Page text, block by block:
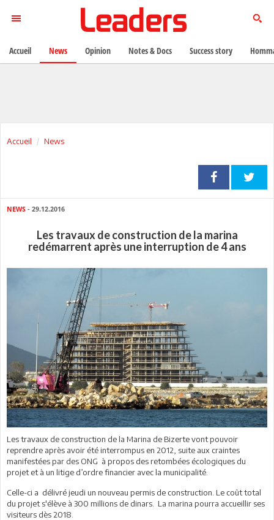
Accueil News
NEWS - 29.12.2016
Les travaux de construction de la marina
redémarrent après une interruption de 4 ans
Les travaux de construction de la Marina de Bizerte vont pouvoir
reprendre après avoir été interrompus en 2012, suite aux craintes
manifestées par des ONG à propos des retombées écologiques du
projet et à un litige d’ordre financier avec la municipalité.
Celle-ci a délivré jeudi un nouveau permis de construction. Le coût total
du projet s'élève à 300 millions de dinars. La marina pourra accueillir ses
visiteurs dès 2018.
Accueil News Opinion Notes & Docs Success story